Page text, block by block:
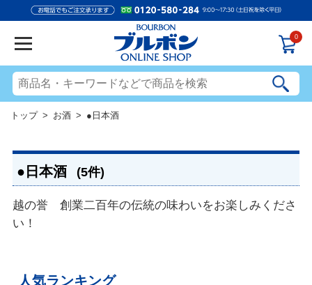
0
トップ> お酒 > ●日本酒
●日本酒 (5件)
越の誉 創業二百年の伝統の味わいをお楽しみくださ
い！
人気ランキング